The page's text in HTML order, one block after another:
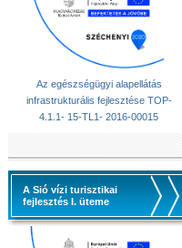
Az egészségügyi alapellátás
infrastrukturális fejlesztése TOP-
4.1.1- 15-TL1- 2016-00015
A Sió vízi turisztikai
fejlesztés I. üteme